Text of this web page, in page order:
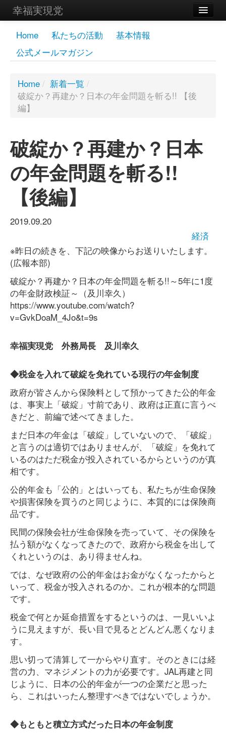
幸福実現党
メンバーズページ
党員
お問い合わせ
Home 私たちの活動
基本情報
公式メールマガジン
Home / 新着一覧 /
破綻か？再建か？日本の年金問題を斬る!! 【後
編】
破綻か？再建か？日本
の年金問題を斬る!!
【後編】
2019.09.20
経済
※昨日の続きを、下記の映像からお送りいたします。
(広報本部)
破綻か？再建か？日本の年金問題を斬る!!～5年に1度
の年金財政検証～（及川幸久）
https://www.youtube.com/watch?
v=GvkDoaM_4Jo&t=9s
幸福実現党 外務局長 及川幸久
◆税金を入れて破綻を免れている現行の年金制度
政府が皆さんから保険料として預かってきた公的年金
は、事実上「破綻」寸前であり、政府は正直に言うべ
きだと、前編で述べてきました。
まだ日本の年金は「破綻」していないので、「破綻」
と言うのは適切ではありませんが、「破綻」を免れて
いるのはただ税金が投入されているからというのが真
相です。
公的年金も「公的」とはいっても、私たちが生命保険
や損害保険を買うのと同じように、本質的には保険商
品です。
民間の保険会社が生命保険を売っていて、その保険を
払う額がなくなってきたので、政府から税金を出して
くれというのは、あり得ませんね。
では、なぜ政府の公的年金はお金がなくなったからと
いって、税金が投入されるのか。これが根本的な問題
です。
税金で何とか延命措置をするというのは、一見いいよ
うに見えますが、長い目で見るとどんどん悪くなりま
す。
思い切って清算して一からやり直す。そのときには経
営の力、マネジメントの力が必要です。JAL再建と同
じように、日本の公的年金が一つの企業だと思った
ら、これはいったん整理すべきではないでしょうか。
◆もともと積立方式だった日本の年金制度